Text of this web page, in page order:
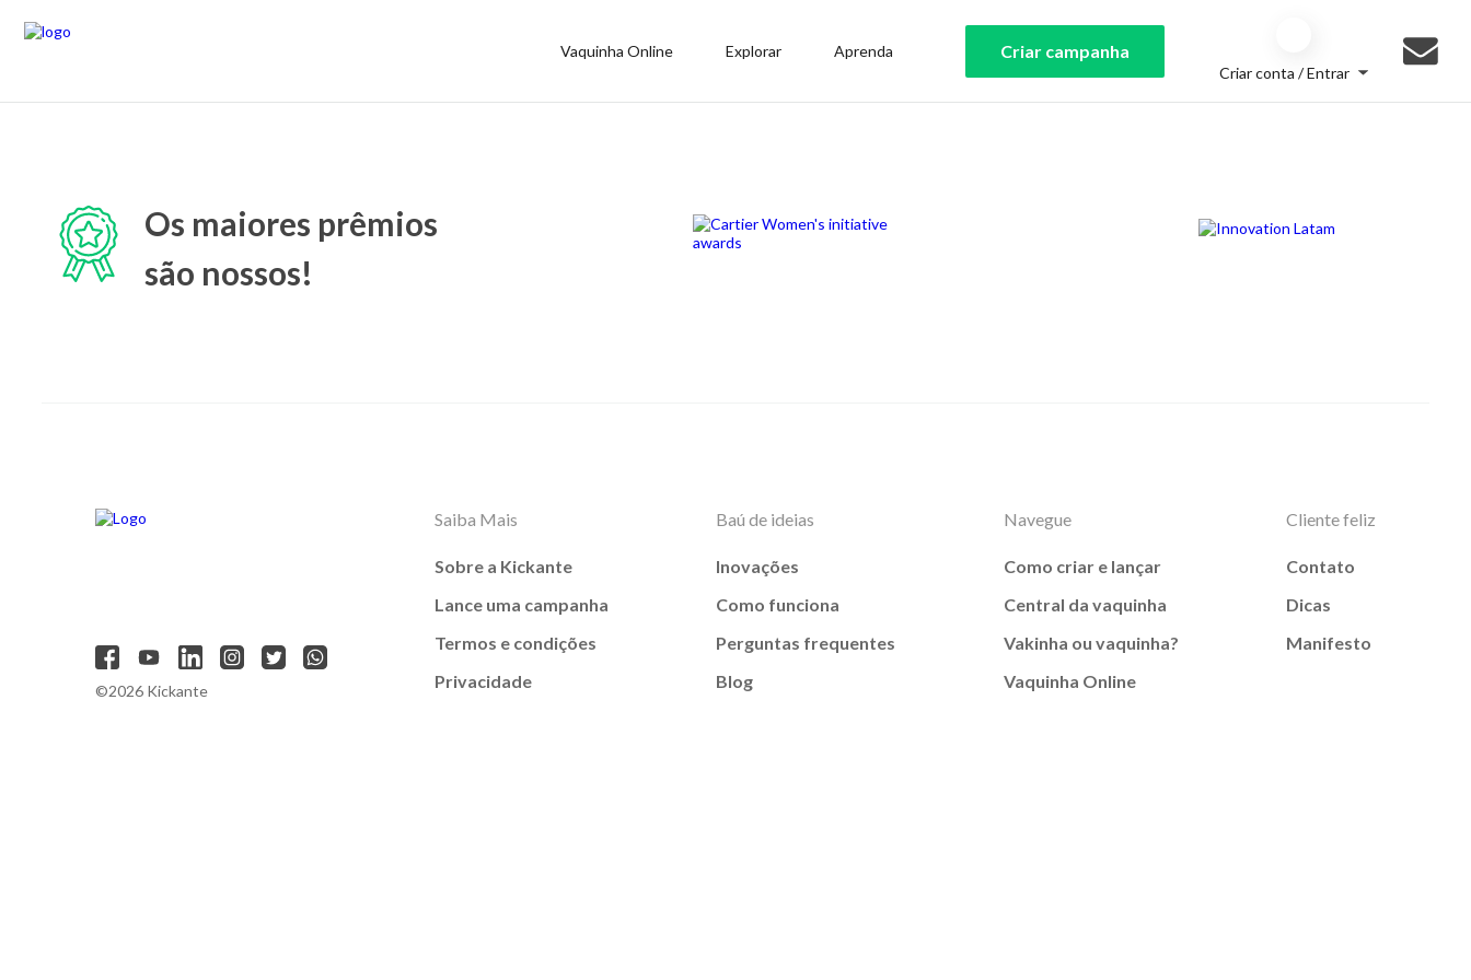
Vaquinha Online Explorar Aprenda Criar campanha
Criar conta / Entrar
Os maiores prêmios
são nossos!
©2026 Kickante
Saiba Mais
Sobre a Kickante
Lance uma campanha
Termos e condições
Privacidade
Baú de ideias
Inovações
Como funciona
Perguntas frequentes
Blog
Navegue
Como criar e lançar
Central da vaquinha
Vakinha ou vaquinha?
Vaquinha Online
Cliente feliz
Contato
Dicas
Manifesto